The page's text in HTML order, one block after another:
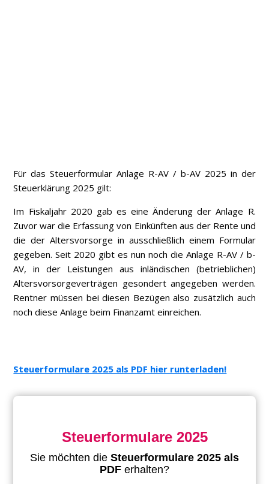
Für das Steuerformular Anlage R-AV / b-AV 2025 in der
Steuerklärung 2025 gilt:
Im Fiskaljahr 2020 gab es eine Änderung der Anlage R.
Zuvor war die Erfassung von Einkünften aus der Rente und
die der Altersvorsorge in ausschließlich einem Formular
gegeben. Seit 2020 gibt es nun noch die Anlage R-AV / b-
AV, in der Leistungen aus inländischen (betrieblichen)
Altersvorsorgeverträgen gesondert angegeben werden.
Rentner müssen bei diesen Bezügen also zusätzlich auch
noch diese Anlage beim Finanzamt einreichen.
Steuerformulare 2025 als PDF hier runterladen!
Steuerformulare 2025
Sie möchten die Steuerformulare 2025 als
PDF erhalten?